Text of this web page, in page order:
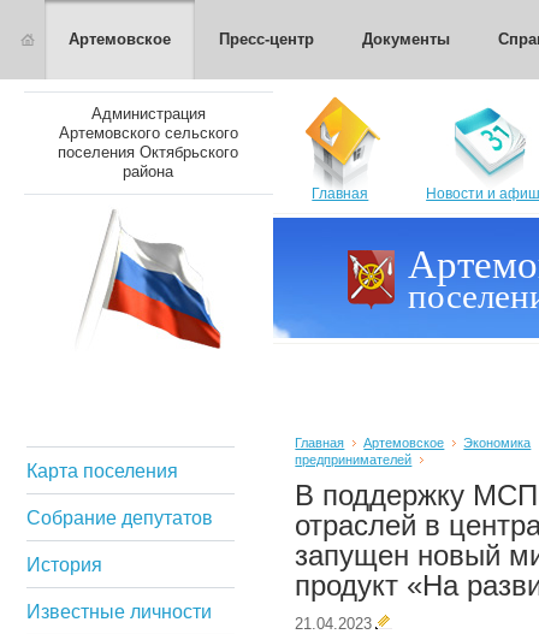
Артемовское Пресс-центр Документы
Администрация
Артемовского сельского
поселения Октябрьского
района
Главная Новости и
Карта поселения
Собрание депутатов
История
Известные личности
Главная Артемовское
Экономика
предпринимателей
В поддержку МСП
отраслей в
запущен новый
продукт «На
21.04.2023